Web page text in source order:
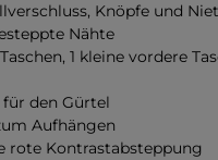
Knöpfe und
Nähte
1 kleine vordere
für den Gürtel
Aufhängen
rote Kontrastabsteppung